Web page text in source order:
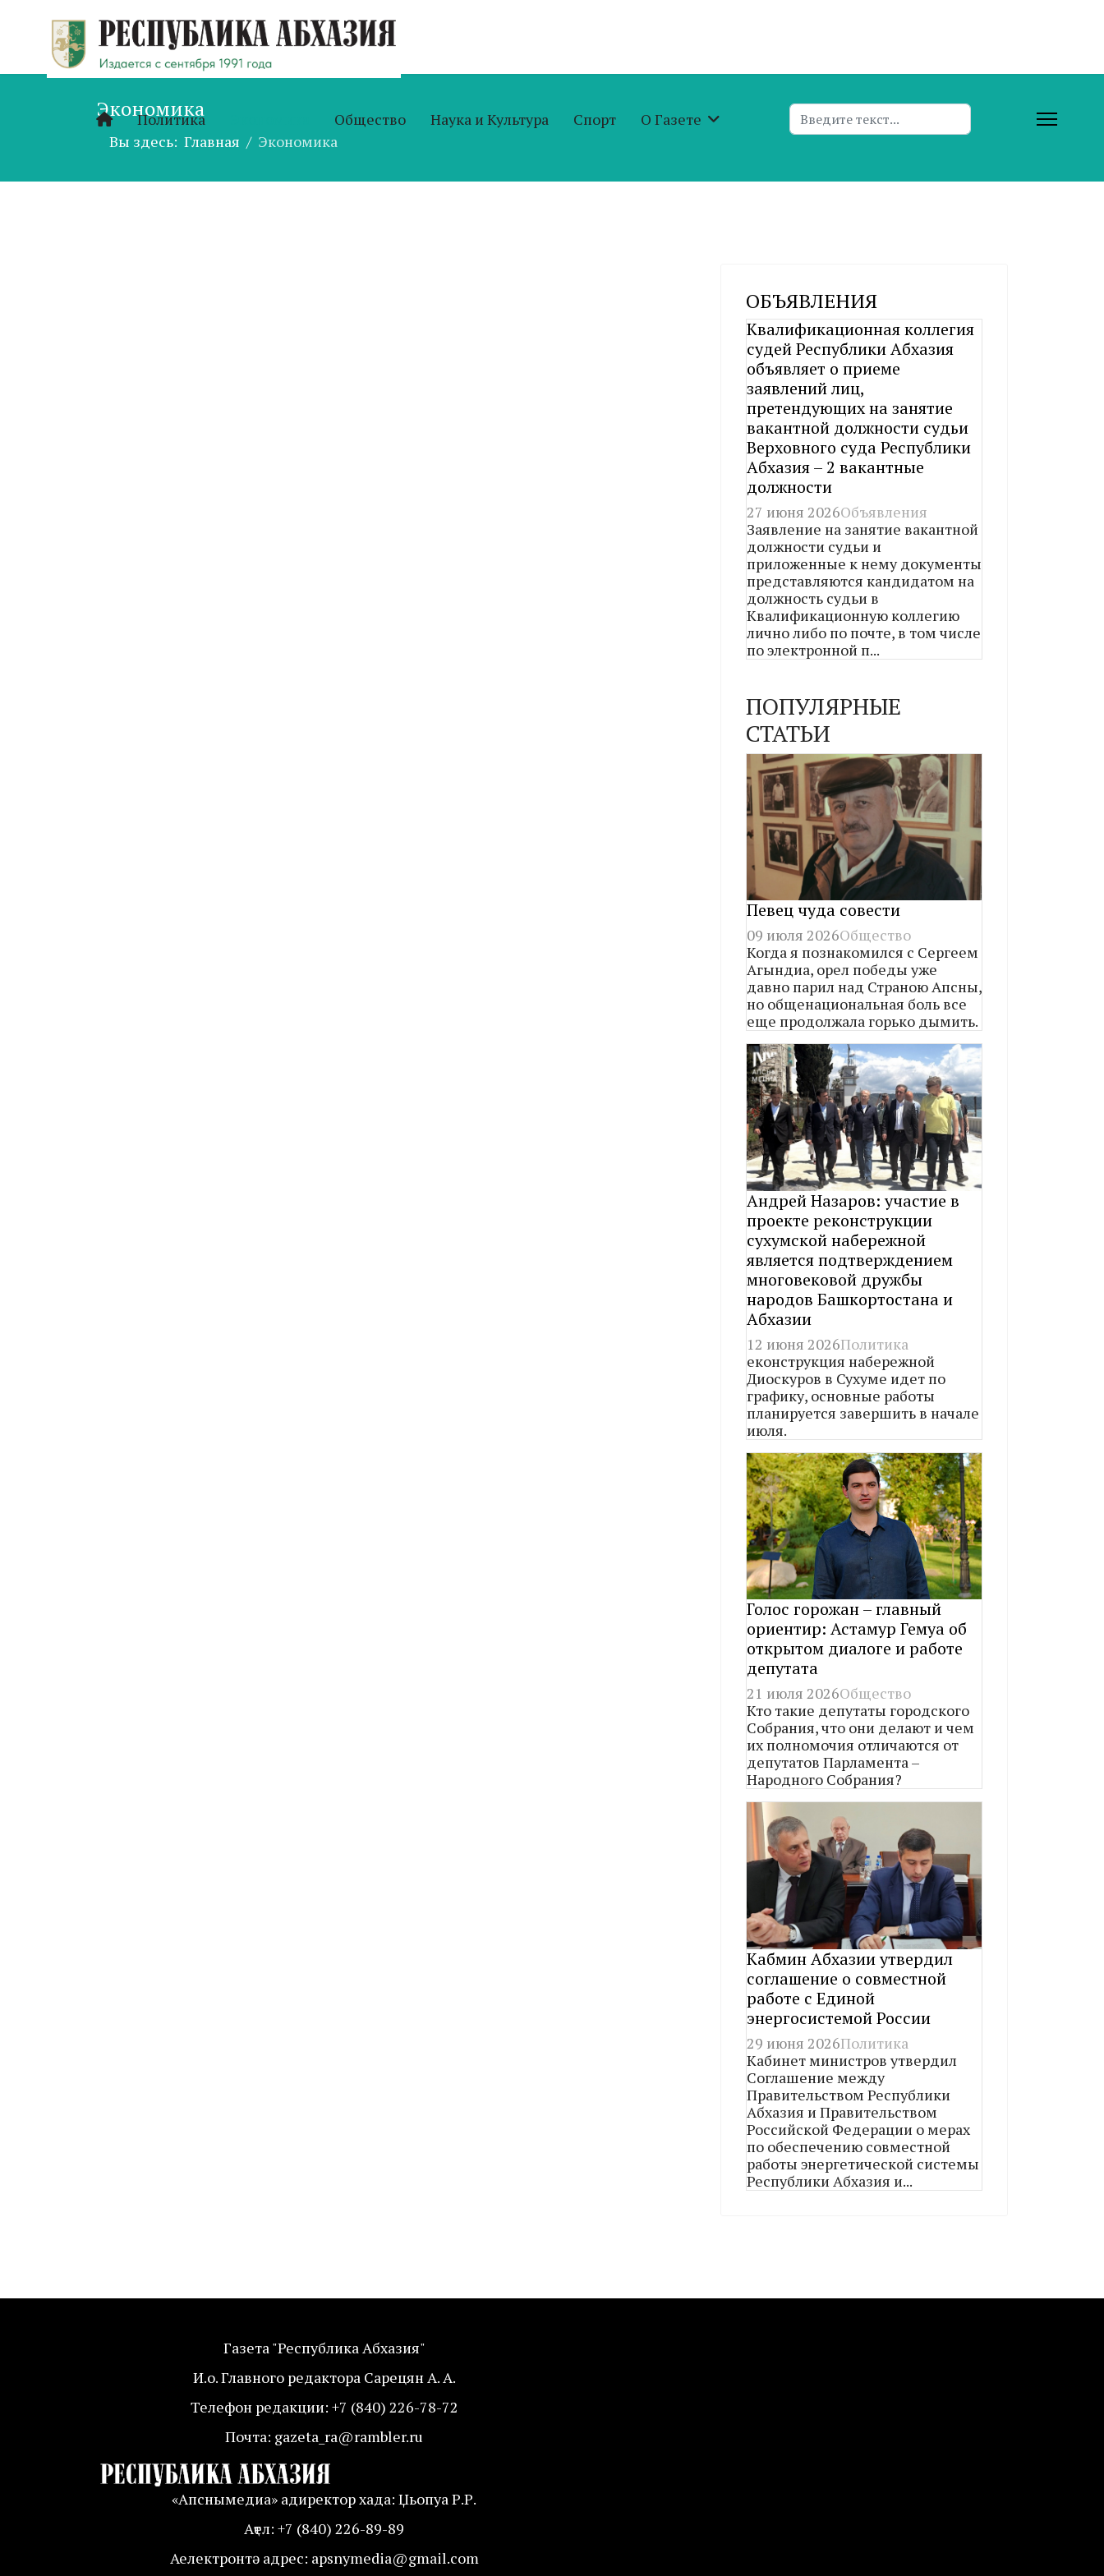
Политика Общество Наука и Культура Спорт О Газете Поиск
Экономика
Вы здесь: Главная Экономика
ОБЪЯВЛЕНИЯ
Квалификационная коллегия
судей Республики Абхазия
объявляет о приеме
заявлений лиц,
претендующих на занятие
вакантной должности судьи
Верховного суда Республики
Абхазия – 2 вакантные
должности
27 июня 2026Объявления
Заявление на занятие вакантной
должности судьи и
приложенные к нему документы
представляются кандидатом на
должность судьи в
Квалификационную коллегию
лично либо по почте, в том числе
по электронной п...
ПОПУЛЯРНЫЕ
СТАТЬИ
Певец чуда совести
09 июля 2026Общество
Когда я познакомился с Сергеем
Агындиа, орел победы уже
давно парил над Страною Апсны,
но общенациональная боль все
еще продолжала горько дымить.
Андрей Назаров: участие в
проекте реконструкции
сухумской набережной
является подтверждением
многовековой дружбы
народов Башкортостана и
Абхазии
12 июня 2026Политика
еконструкция набережной
Диоскуров в Сухуме идет по
графику, основные работы
планируется завершить в начале
июля.
Голос горожан – главный
ориентир: Астамур Гемуа об
открытом диалоге и работе
депутата
21 июля 2026Общество
Кто такие депутаты городского
Собрания, что они делают и чем
их полномочия отличаются от
депутатов Парламента –
Народного Собрания?
Кабмин Абхазии утвердил
соглашение о совместной
работе с Единой
энергосистемой России
29 июня 2026Политика
Кабинет министров утвердил
Соглашение между
Правительством Республики
Абхазия и Правительством
Российской Федерации о мерах
по обеспечению совместной
работы энергетической системы
Республики Абхазия и...
Газета "Республика Абхазия"
И.о. Главного редактора Сарецян А. А.
Телефон редакции: +7 (840) 226-78-72
Почта: gazeta_ra@rambler.ru
«Апснымедиа» адиректор хада: Џьопуа Р.Р.
Аҭел: +7 (840) 226-89-89
Аелектронтә адрес: apsnymedia@gmail.com